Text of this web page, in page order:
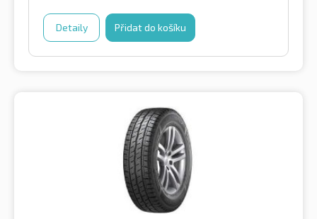
Detaily Přidat do košíku